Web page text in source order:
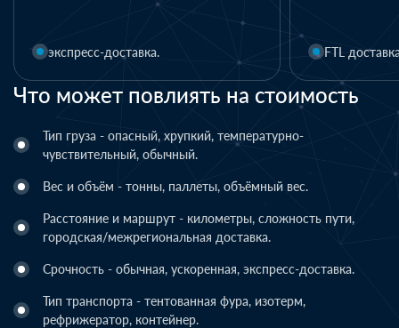
Что может повлиять на стоимость
Тип груза - опасный, хрупкий, температурно-
чувствительный, обычный.
Вес и объём - тонны, паллеты, объёмный вес.
Расстояние и маршрут - километры, сложность пути,
городская/межрегиональная доставка.
Срочность - обычная, ускоренная, экспресс-доставка.
Тип транспорта - тентованная фура, изотерм,
рефрижератор, контейнер.
FTL доставка LTL